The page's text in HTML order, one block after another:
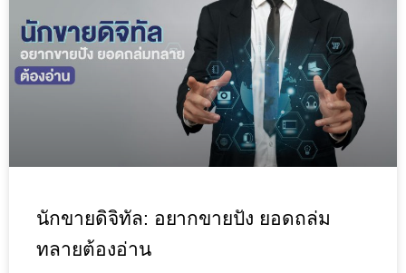
นักขายดิจิทัล: อยากขายปัง ยอดถล่ม
ทลายต้องอ่าน